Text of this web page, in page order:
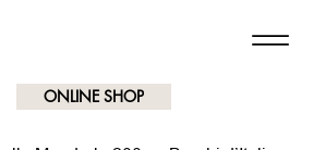
ONLINE SHOP